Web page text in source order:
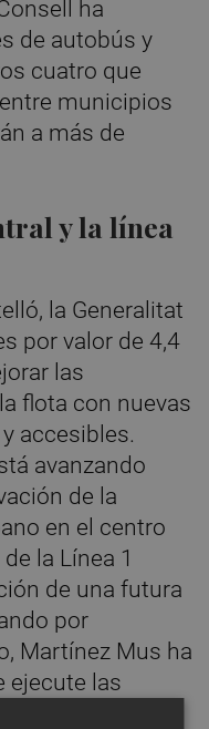
ha
de autobús y
cuatro que
municipios
a más de
y la línea
la Generalitat
por valor de 4,4
las
flota con nuevas
accesibles.
avanzando
de la
en el centro
la Línea 1
de una futura
por
Martínez Mus ha
ejecute las
de